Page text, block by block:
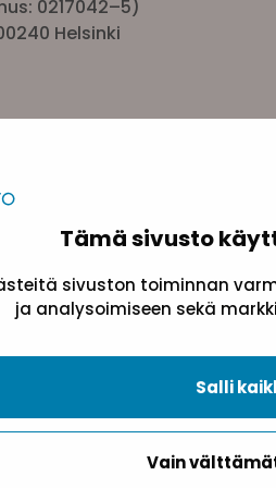
Tämä sivusto
sivuston toiminnan
ja analysoimiseen sekä
Vain
Salli
0217042–5)
Helsinki
Evästeseloste